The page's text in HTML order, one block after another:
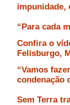
impunidade,
“Para cada
Confira o
Felisburgo,
“Vamos
condenação
Sem Terra